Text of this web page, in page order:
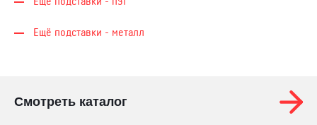
Ещё подставки - металл
Смотреть каталог